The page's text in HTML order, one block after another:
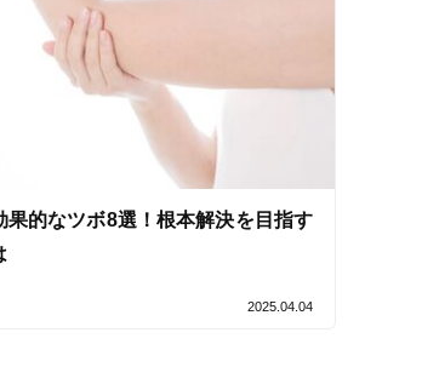
果的なツボ8選！根本解決を目指す
2025.04.04